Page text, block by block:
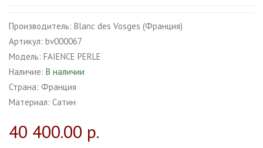
Производитель: Blanc des Vosges (Франция)
Артикул: bv000067
Модель: FAIENCE PERLE
Наличие: В наличии
Страна: Франция
Материал: Сатин
40 400.00 р.